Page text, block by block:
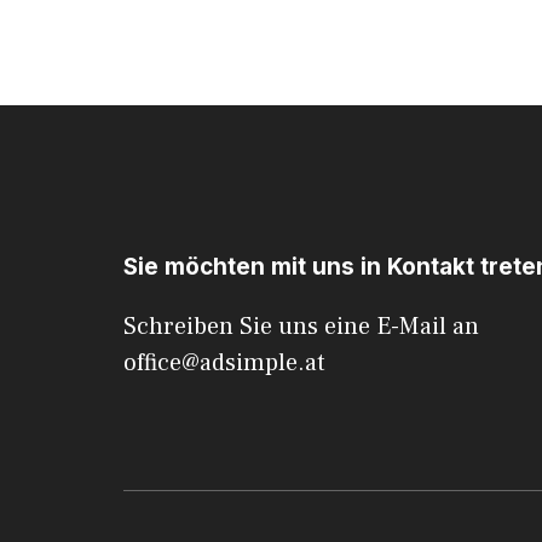
Sie möchten mit uns in Kontakt
Schreiben Sie uns eine E-Mail an
office@adsimple.at